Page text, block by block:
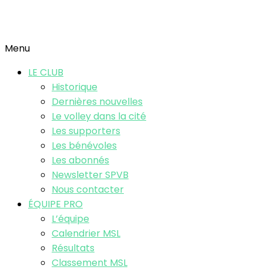
Menu
LE CLUB
Historique
Dernières nouvelles
Le volley dans la cité
Les supporters
Les bénévoles
Les abonnés
Newsletter SPVB
Nous contacter
ÉQUIPE PRO
L’équipe
Calendrier MSL
Résultats
Classement MSL